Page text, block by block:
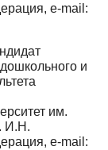
e-mail:
и
им.
И.Н.
e-mail: